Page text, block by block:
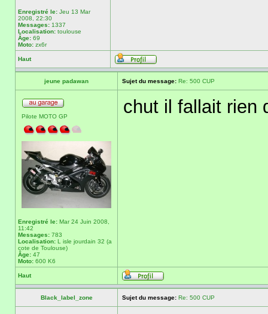
Enregistré le: Jeu 13 Mar
2008, 22:30
Messages: 1337
Localisation: toulouse
Âge: 69
Moto: zx6r
Haut
jeune padawan Sujet du message: Re: 500 CUP
Pilote MOTO GP
Enregistré le: Mar 24 Juin 2008,
11:42
Messages: 783
Localisation: L isle jourdain 32 (a
cote de Toulouse)
Âge: 47
Moto: 600 K6
chut il fallait rien
Haut
Black_label_zone Sujet du message: Re: 500 CUP